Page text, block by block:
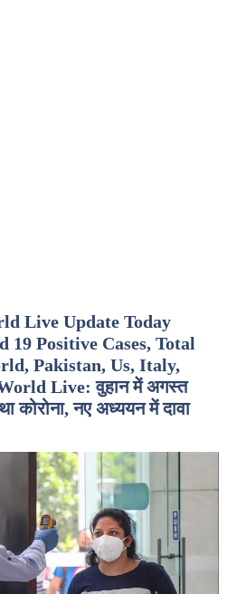
Live Update Today
19 Positive Cases, Total
Pakistan, Us, Italy,
Live: वुहान में अगस्त
कोरोना, नए अध्ययन में दावा